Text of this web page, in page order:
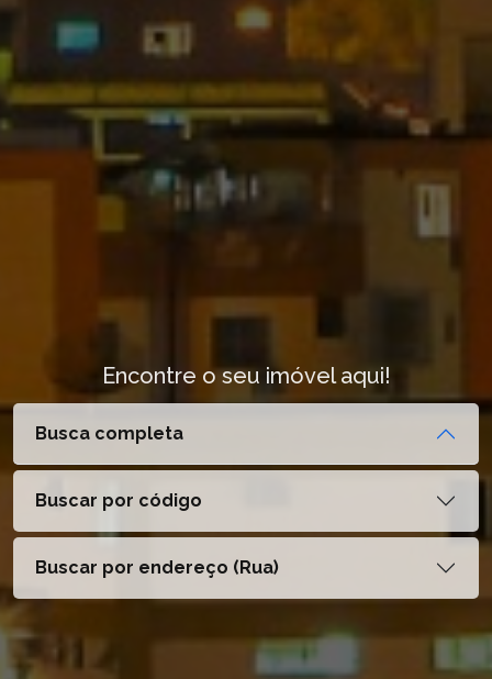
Encontre o seu imóvel aqui!
Busca completa
Buscar por código
Buscar por endereço (Rua)